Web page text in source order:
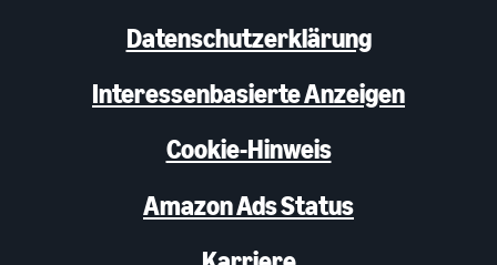
Datenschutzerklärung
Interessenbasierte Anzeigen
Cookie-Hinweis
Amazon Ads Status